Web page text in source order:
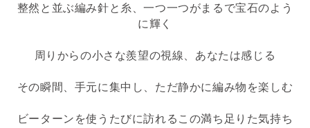
整然と並ぶ編み針と糸、一つ一つがまるで宝石のよう
に輝く
周りからの小さな羨望の視線、あなたは感じる
その瞬間、手元に集中し、ただ静かに編み物を楽しむ
ビーターンを使うたびに訪れるこの満ち足りた気持ち